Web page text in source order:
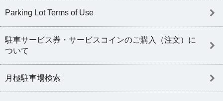
Parking Lot Terms of Use
駐車サービス券・サービスコインのご購入（注文）に
ついて
月極駐車場検索